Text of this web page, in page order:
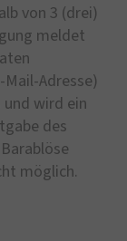
von 3 (drei)
meldet
Adresse)
wird ein
des
möglich.